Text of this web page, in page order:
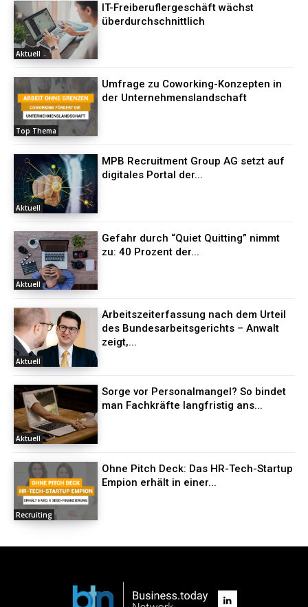
Aktuell
IT-Freiberuflergeschäft wächst
überdurchschnittlich
Top Thema
Umfrage zu Coworking-Konzepten in
der Unternehmenslandschaft
Aktuell
MPB Recruitment Group AG setzt auf
digitales Portal der...
Aktuell
Gefahr durch “Quiet Quitting” nimmt
zu: 40 Prozent der...
Aktuell
Arbeitszeiterfassung nach dem Urteil
des Bundesarbeitsgerichts – Anwalt
zeigt,...
Aktuell
Sorge vor Personalmangel? So bindet
man Fachkräfte langfristig ans...
Recruiting
Ohne Pitch Deck: Das HR-Tech-Startup
Empion erhält in einer...